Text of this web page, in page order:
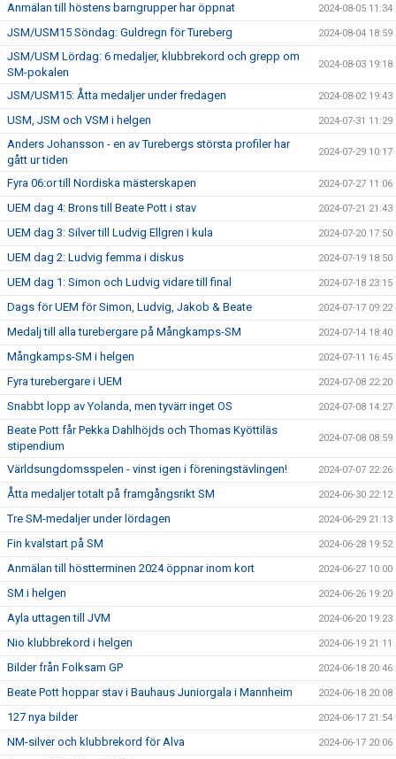
Anmälan till höstens barngrupper har öppnat 2024-08-05 11:34
JSM/USM15 Söndag: Guldregn för Tureberg 2024-08-04 18:59
JSM/USM Lördag: 6 medaljer, klubbrekord och grepp om
SM-pokalen
2024-08-03 19:18
JSM/USM15: Åtta medaljer under fredagen 2024-08-02 19:43
USM, JSM och VSM i helgen 2024-07-31 11:29
Anders Johansson - en av Turebergs största profiler har
gått ur tiden
2024-07-29 10:17
Fyra 06:or till Nordiska mästerskapen 2024-07-27 11:06
UEM dag 4: Brons till Beate Pott i stav 2024-07-21 21:43
UEM dag 3: Silver till Ludvig Ellgren i kula 2024-07-20 17:50
UEM dag 2: Ludvig femma i diskus 2024-07-19 18:50
UEM dag 1: Simon och Ludvig vidare till final 2024-07-18 23:15
Dags för UEM för Simon, Ludvig, Jakob & Beate 2024-07-17 09:22
Medalj till alla turebergare på Mångkamps-SM 2024-07-14 18:40
Mångkamps-SM i helgen 2024-07-11 16:45
Fyra turebergare i UEM 2024-07-08 22:20
Snabbt lopp av Yolanda, men tyvärr inget OS 2024-07-08 14:27
Beate Pott får Pekka Dahlhöjds och Thomas Kyöttiläs
stipendium
2024-07-08 08:59
Världsungdomsspelen - vinst igen i föreningstävlingen! 2024-07-07 22:26
Åtta medaljer totalt på framgångsrikt SM 2024-06-30 22:12
Tre SM-medaljer under lördagen 2024-06-29 21:13
Fin kvalstart på SM 2024-06-28 19:52
Anmälan till höstterminen 2024 öppnar inom kort 2024-06-27 10:00
SM i helgen 2024-06-26 19:20
Ayla uttagen till JVM 2024-06-20 19:23
Nio klubbrekord i helgen 2024-06-19 21:11
Bilder från Folksam GP 2024-06-18 20:46
Beate Pott hoppar stav i Bauhaus Juniorgala i Mannheim 2024-06-18 20:08
127 nya bilder 2024-06-17 21:54
NM-silver och klubbrekord för Alva 2024-06-17 20:06